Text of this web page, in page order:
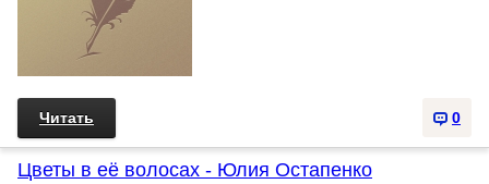
0
Читать
Цветы в её волосах - Юлия Остапенко